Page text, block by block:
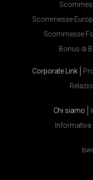
Scommesse
Scommesse
Bonus di
Corporate Link
Chi siamo
Informativa